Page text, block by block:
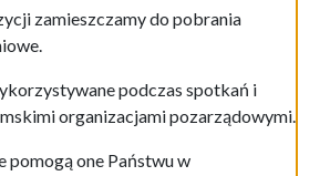
zamieszczamy do pobrania
podczas spotkań i
organizacjami pozarządowymi.
pomogą one Państwu w